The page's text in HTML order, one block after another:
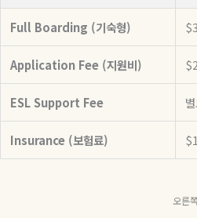
Full Boarding (기숙형)
Application Fee (지원비)
ESL Support Fee
Insurance (보험료)
오른